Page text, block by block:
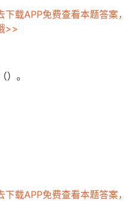
下载APP免费查看本题答案
>>
）。
下载APP免费查看本题答案